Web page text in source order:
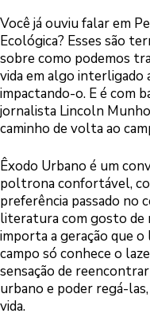
Você já ouviu falar em
Ecológica? Esses são
sobre como podemos
vida em algo interligado
impactando-o. E é com
jornalista Lincoln
caminho de volta ao
Êxodo Urbano é um
poltrona confortável,
preferência passado no
literatura com gosto de
importa a geração que o
campo só conhece o
sensação de
urbano e poder regá-
vida.